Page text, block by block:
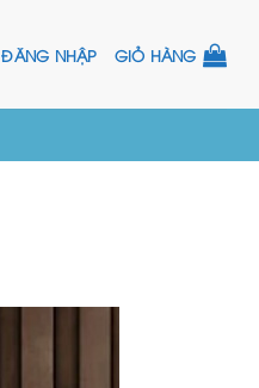
ĐĂNG NHẬP GIỎ HÀNG